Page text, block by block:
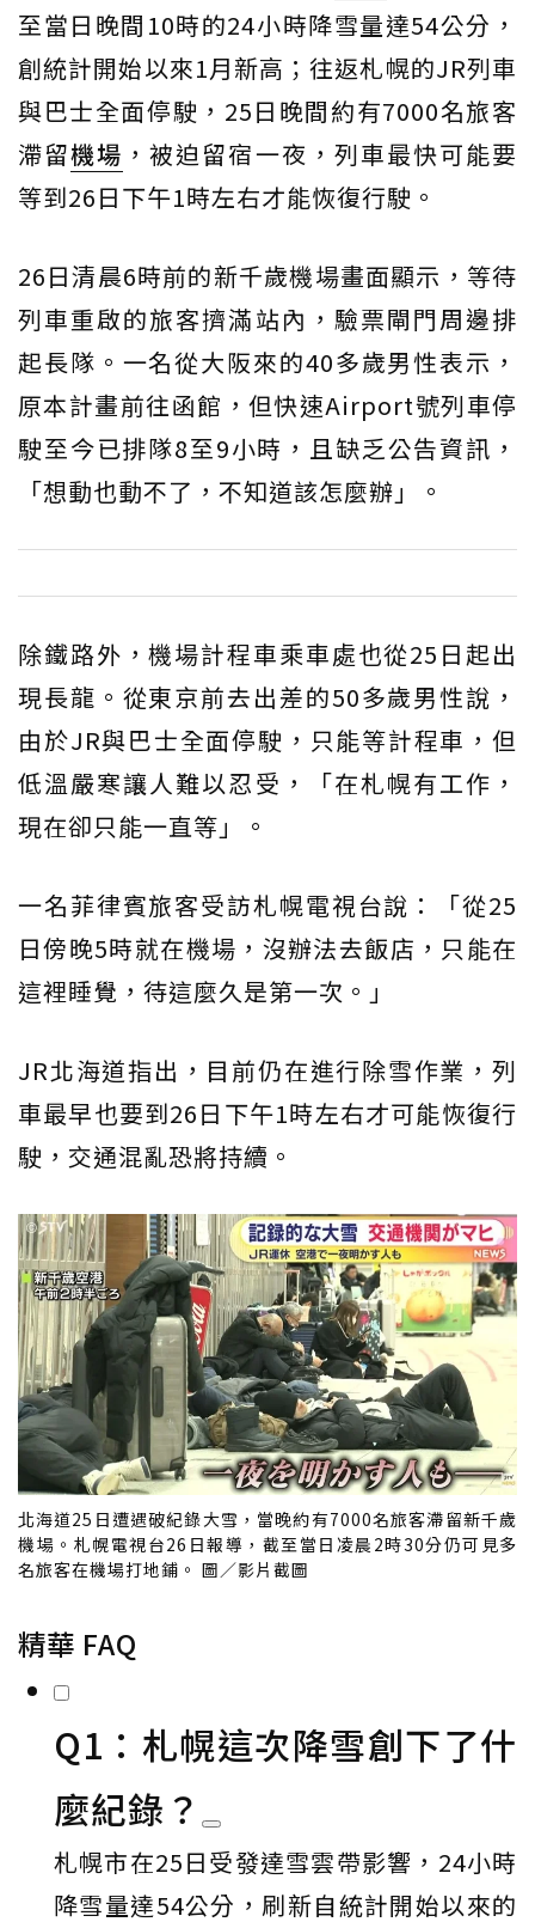
至當日晚間10時的24小時降雪量達54公分，
創統計開始以來1月新高；往返札幌的JR列車
與巴士全面停駛，25日晚間約有7000名旅客
滯留機場 ，被迫留宿一夜，列車最快可能要
等到26日下午1時左右才能恢復行駛。
26日清晨6時前的新千歲機場畫面顯示，等待
列車重啟的旅客擠滿站內，驗票閘門周邊排
起長隊。一名從大阪來的40多歲男性表示，
原本計畫前往函館，但快速Airport號列車停
駛至今已排隊8至9小時，且缺乏公告資訊，
「想動也動不了，不知道該怎麼辦」。
除鐵路外，機場計程車乘車處也從25日起出
現長龍。從東京前去出差的50多歲男性說，
由於JR與巴士全面停駛，只能等計程車，但
低溫嚴寒讓人難以忍受，「在札幌有工作，
現在卻只能一直等」。
一名菲律賓旅客受訪札幌電視台說：「從25
日傍晚5時就在機場，沒辦法去飯店，只能在
這裡睡覺，待這麼久是第一次。」
JR北海道指出，目前仍在進行除雪作業，列
車最早也要到26日下午1時左右才可能恢復行
駛，交通混亂恐將持續。
北海道25日遭遇破紀錄大雪，當晚約有7000名旅客滯留新千歲
機場。札幌電視台26日報導，截至當日凌晨2時30分仍可見多
名旅客在機場打地鋪。 圖／影片截圖
精華 FAQ
Q1：札幌這次降雪創下了什
麼紀錄？
札幌市在25日受發達雪雲帶影響，24小時
降雪量達54公分，刷新自統計開始以來的